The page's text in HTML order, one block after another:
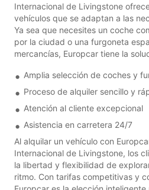
Internacional de Livingstone
vehículos que se adaptan a las
Ya sea que necesites un coche
por la ciudad o una furgoneta
mercancías, Europcar tiene la
Amplia selección de coches y
Proceso de alquiler sencillo y
Atención al cliente excepcional
Asistencia en carretera 24/7
Al alquilar un vehículo con
Internacional de Livingstone, los
la libertad y flexibilidad de
ritmo. Con tarifas competitivas y